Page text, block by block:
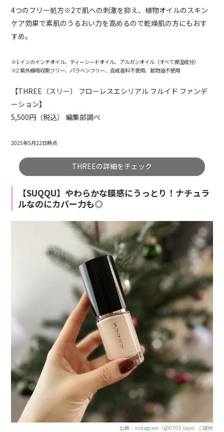
4つのフリー処方※2で肌への刺激を抑え、植物オイルのスキン
ケア効果で素肌のうるおい力を高めるので乾燥肌の方にもおす
すめ。
※1 インカインチオイル、ティーシードオイル、アルガンオイル（すべて保湿成分）
※2 紫外線吸収剤フリー、パラベンフリー、合成香料不使用、鉱物油不使用
【THREE（スリー） フローレスエシリアル フルイド ファンデ
ーション】
5,500円（税込） 編集部調べ
2025年5月22日時点
THREEの詳細をチェック
【SUQQU】やわらかな膜感にうっとり！ナチュラ
ルなのにカバー力も◎
出典：instagram（@0703.sayo）ご提供